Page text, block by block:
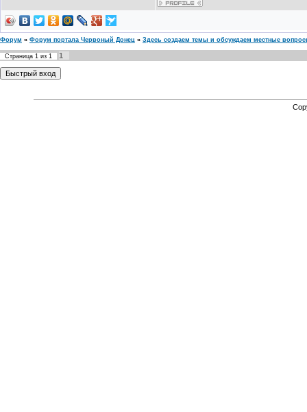
Форум » Форум портала Червоный Донец » Здесь создаем темы и обсуждаем местные
Страница 1 из 1 1